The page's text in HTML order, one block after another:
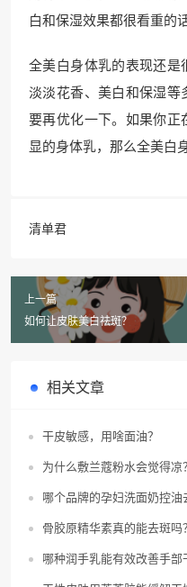
白和保湿效果都很看重的
全美白身体乳的表现还是
淡淡花香、美白和保湿等
要再优化一下。如果你正
显的身体乳，那么全美白
清单君
上一篇
如何让皮肤美白祛斑？
相关文章
干皮敏感，用啥面油？
为什么敷兰蔻粉水会觉得凉？
哪个品牌的孕妇洗面奶控油
骨胶原精华素真的能去斑吗？
哪种润手乳能有效改善手部